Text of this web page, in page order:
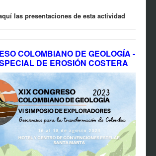
las presentaciones de esta actividad
COLOMBIANO DE GEOLOGÍA -
DE EROSIÓN COSTERA